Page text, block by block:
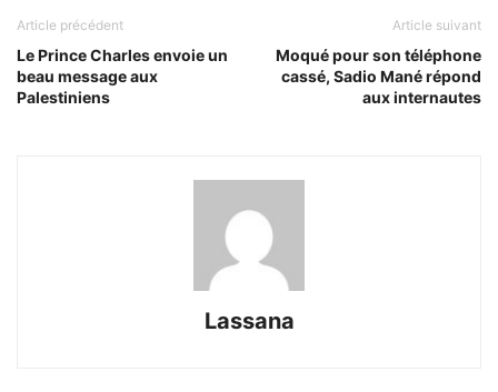
Article précédent
Le Prince Charles envoie un
beau message aux
Palestiniens
Article suivant
Moqué pour son téléphone
cassé, Sadio Mané répond
aux internautes
Lassana